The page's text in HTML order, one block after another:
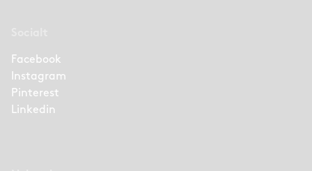
Facebook
Instagram
Pinterest
Linkedin